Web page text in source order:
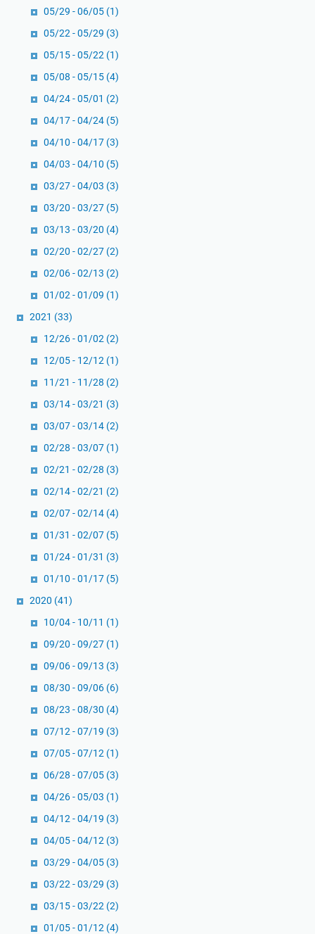
05/29 - 06/05 (1)
05/22 - 05/29 (3)
05/15 - 05/22 (1)
05/08 - 05/15 (4)
04/24 - 05/01 (2)
04/17 - 04/24 (5)
04/10 - 04/17 (3)
04/03 - 04/10 (5)
03/27 - 04/03 (3)
03/20 - 03/27 (5)
03/13 - 03/20 (4)
02/20 - 02/27 (2)
02/06 - 02/13 (2)
01/02 - 01/09 (1)
2021 (33)
12/26 - 01/02 (2)
12/05 - 12/12 (1)
11/21 - 11/28 (2)
03/14 - 03/21 (3)
03/07 - 03/14 (2)
02/28 - 03/07 (1)
02/21 - 02/28 (3)
02/14 - 02/21 (2)
02/07 - 02/14 (4)
01/31 - 02/07 (5)
01/24 - 01/31 (3)
01/10 - 01/17 (5)
2020 (41)
10/04 - 10/11 (1)
09/20 - 09/27 (1)
09/06 - 09/13 (3)
08/30 - 09/06 (6)
08/23 - 08/30 (4)
07/12 - 07/19 (3)
07/05 - 07/12 (1)
06/28 - 07/05 (3)
04/26 - 05/03 (1)
04/12 - 04/19 (3)
04/05 - 04/12 (3)
03/29 - 04/05 (3)
03/22 - 03/29 (3)
03/15 - 03/22 (2)
01/05 - 01/12 (4)